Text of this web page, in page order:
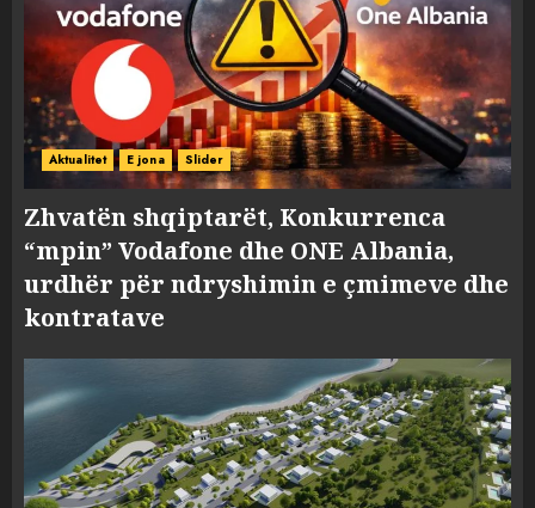
Aktualitet E jona Slider
Zhvatën shqiptarët, Konkurrenca
“mpin” Vodafone dhe ONE Albania,
urdhër për ndryshimin e çmimeve dhe
kontratave